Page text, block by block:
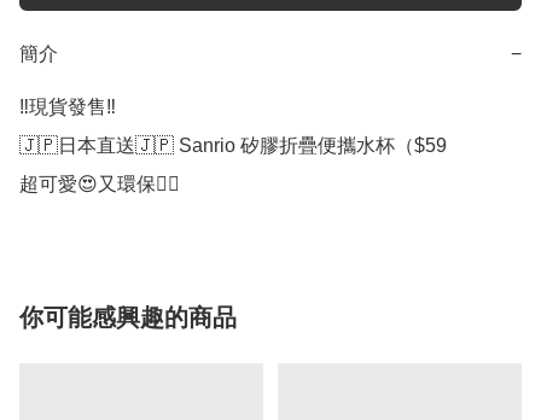
簡介 −
‼️現貨發售‼️
🇯🇵日本直送🇯🇵 Sanrio 矽膠折疊便攜水杯（$59
你可能感興趣的商品